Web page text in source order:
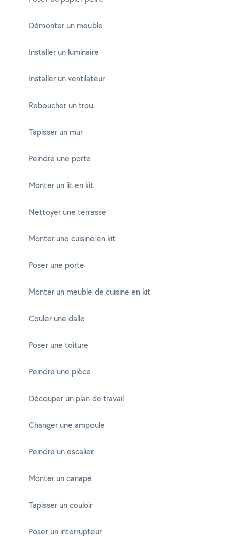
Démonter un meuble
Installer un luminaire
Installer un ventilateur
Reboucher un trou
Tapisser un mur
Peindre une porte
Monter un lit en kit
Nettoyer une terrasse
Monter une cuisine en kit
Poser une porte
Monter un meuble de cuisine en kit
Couler une dalle
Poser une toiture
Peindre une pièce
Découper un plan de travail
Changer une ampoule
Peindre un escalier
Monter un canapé
Tapisser un couloir
Poser un interrupteur